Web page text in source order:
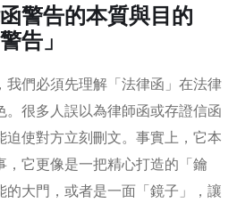
警告的本質與目的
告」
我們必須先理解「法律函」在法律
很多人誤以為律師函或存證信函
使對方立刻刪文。事實上，它本
它更像是一把精心打造的「鑰
的大門，或者是一面「鏡子」，讓